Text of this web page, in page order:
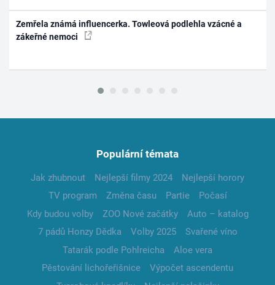
Zemřela známá influencerka. Towleová podlehla vzácné a
zákeřné nemoci
Populární témata
Jak zhubnout Nejlepší filmy 2024
Nejlepší horory
TV program
Změna času Partie
Počasí
Kdy budou volby
ZOO Nové začátky
Auto – katalog
7 pádů Honzy Dědka
Volby 2025
Svařené víno
Tatarák podle Pohlreicha
Aloe vera
Pěstování lichořeřišnice
Výpočet ascendentu